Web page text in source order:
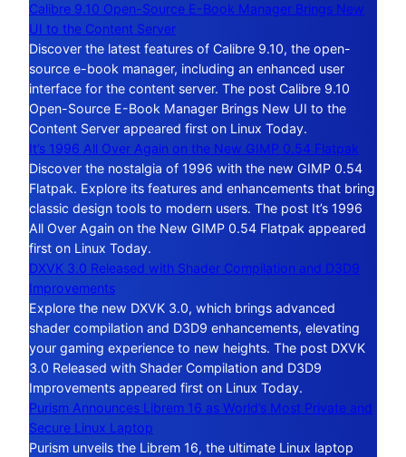
Calibre 9.10 Open-Source E-Book Manager Brings New
UI to the Content Server
Discover the latest features of Calibre 9.10, the open-
source e-book manager, including an enhanced user
interface for the content server. The post Calibre 9.10
Open-Source E-Book Manager Brings New UI to the
Content Server appeared first on Linux Today.
It’s 1996 All Over Again on the New GIMP 0.54 Flatpak
Discover the nostalgia of 1996 with the new GIMP 0.54
Flatpak. Explore its features and enhancements that bring
classic design tools to modern users. The post It’s 1996
All Over Again on the New GIMP 0.54 Flatpak appeared
first on Linux Today.
DXVK 3.0 Released with Shader Compilation and D3D9
Improvements
Explore the new DXVK 3.0, which brings advanced
shader compilation and D3D9 enhancements, elevating
your gaming experience to new heights. The post DXVK
3.0 Released with Shader Compilation and D3D9
Improvements appeared first on Linux Today.
Purism Announces Librem 16 as World’s Most Private and
Secure Linux Laptop
Purism unveils the Librem 16, the ultimate Linux laptop